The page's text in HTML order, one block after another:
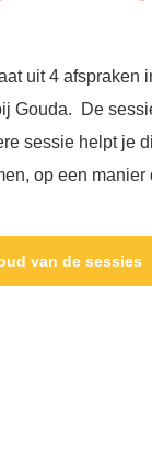
uit 4 afspraken
Gouda. De
sessie helpt je
op een manier
van de sessies